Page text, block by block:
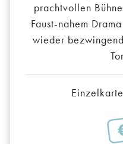
prachtvollen
Faust-nahem
wieder